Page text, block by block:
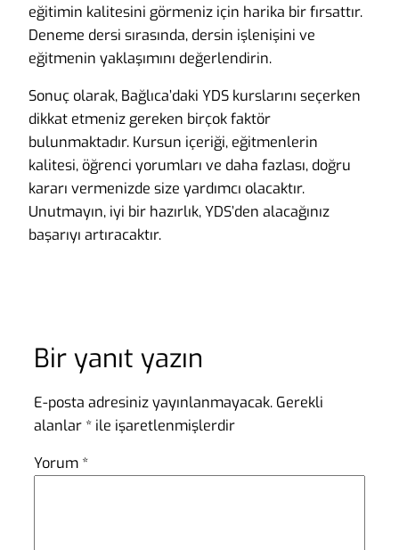
eğitimin kalitesini görmeniz için harika bir fırsattır.
Deneme dersi sırasında, dersin işlenişini ve
eğitmenin yaklaşımını değerlendirin.
Sonuç olarak, Bağlıca’daki YDS kurslarını seçerken
dikkat etmeniz gereken birçok faktör
bulunmaktadır. Kursun içeriği, eğitmenlerin
kalitesi, öğrenci yorumları ve daha fazlası, doğru
kararı vermenizde size yardımcı olacaktır.
Unutmayın, iyi bir hazırlık, YDS’den alacağınız
başarıyı artıracaktır.
Bir yanıt yazın
E-posta adresiniz yayınlanmayacak. Gerekli
alanlar * ile işaretlenmişlerdir
Yorum *